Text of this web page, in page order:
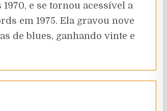
e se tornou acessível a
em 1975. Ela gravou nove
de blues, ganhando vinte e